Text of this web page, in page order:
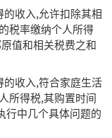
收入,允许扣除其相
税率缴纳个人所得
值和相关税费之和
收入,符合家庭生活
所得税,其购置时间
行中几个具体问题的